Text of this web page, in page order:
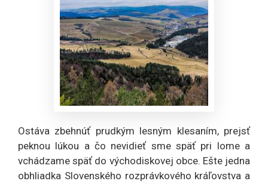
Ostáva zbehnúť prudkým lesným klesaním, prejsť
peknou lúkou a čo nevidieť sme späť pri lome a
vchádzame späť do východiskovej obce. Ešte jedna
obhliadka Slovenského rozprávkového kráľovstva a